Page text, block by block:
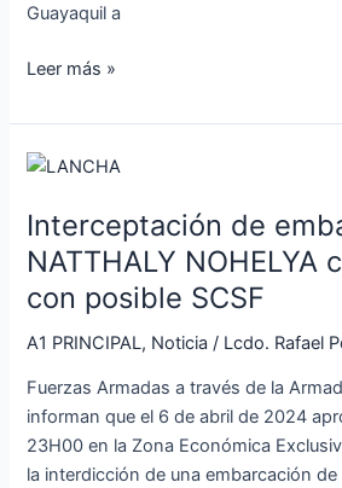
Guayaquil a
Leer más »
Interceptación de
NATTHALY NOHELYA
con posible SCSF
A1 PRINCIPAL, Noticia / Lcdo. Rafael
Fuerzas Armadas a través de la
informan que el 6 de abril de 2024
23H00 en la Zona Económica
la interdicción de una embarcación
Interceptación
embarcación
NATTHALY
con
17
con
posible
SCSF